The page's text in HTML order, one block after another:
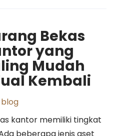
Bekas
yang
Mudah
Kembali
blog
kantor memiliki tingkat